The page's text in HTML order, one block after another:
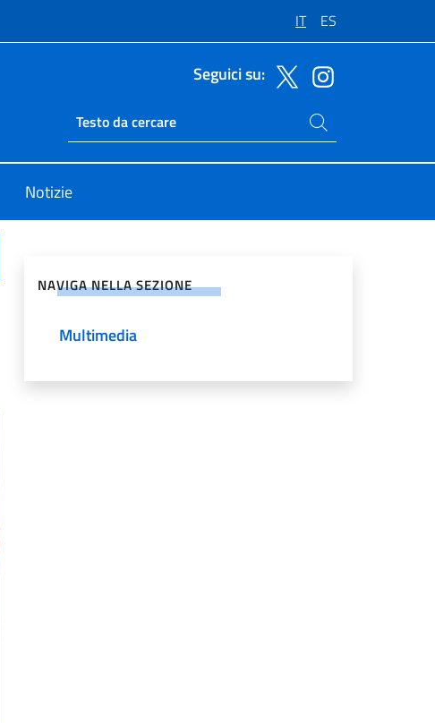
IT ES
Seguici su:
Ricerca sito live
Cerca nel sito
Notizie
NAVIGA NELLA SEZIONE
Multimedia